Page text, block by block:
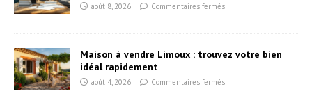
août 8, 2026 Commentaires fermés
Maison à vendre Limoux : trouvez votre bien
idéal rapidement
août 4, 2026 Commentaires fermés